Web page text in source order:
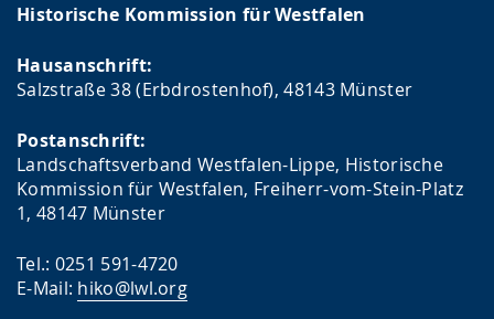
Historische Kommission für Westfalen
Hausanschrift:
Salzstraße 38 (Erbdrostenhof), 48143 Münster
Postanschrift:
Landschaftsverband Westfalen-Lippe, Historische
Kommission für Westfalen, Freiherr-vom-Stein-Platz
1, 48147 Münster
Tel.: 0251 591-4720
E-Mail: hiko@lwl.org